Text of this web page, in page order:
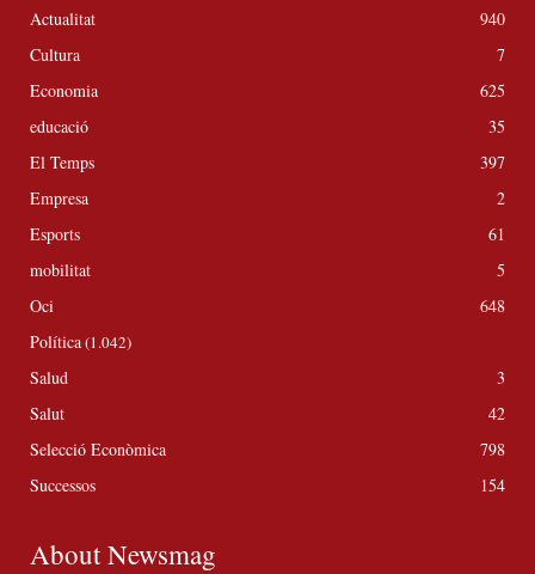
Actualitat
940
Cultura
7
Economia
625
educació
35
El Temps
397
Empresa
2
Esports
61
mobilitat
5
Oci
648
Política(1.042)
Salud
3
Salut
42
Selecció Econòmica
798
Successos
154
About Newsmag